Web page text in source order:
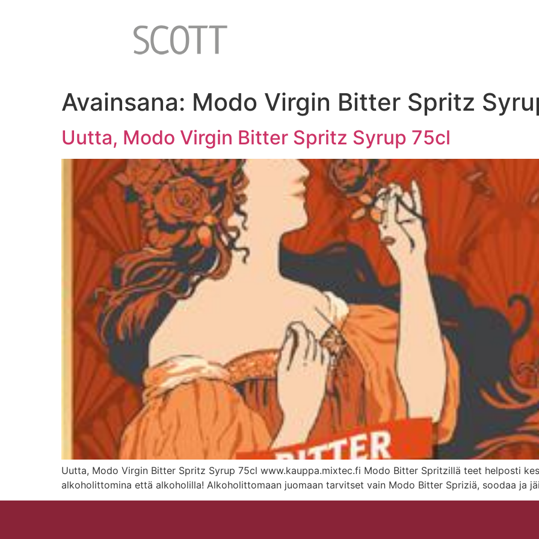
Avainsana: Modo Virgin Bitter Spritz
Uutta, Modo Virgin Bitter Spritz Syrup 75cl
Uutta, Modo Virgin Bitter Spritz Syrup 75cl www.kauppa.mixtec.fi Modo Bitter Spritzillä teet helposti
alkoholittomina että alkoholilla! Alkoholittomaan juomaan tarvitset vain Modo Bitter Spriziä, soodaa ja